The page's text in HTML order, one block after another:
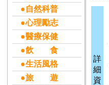
●自然科普
●心理勵志
●醫療保健
●飲 食
●生活風格
●旅 遊
詳
細
資